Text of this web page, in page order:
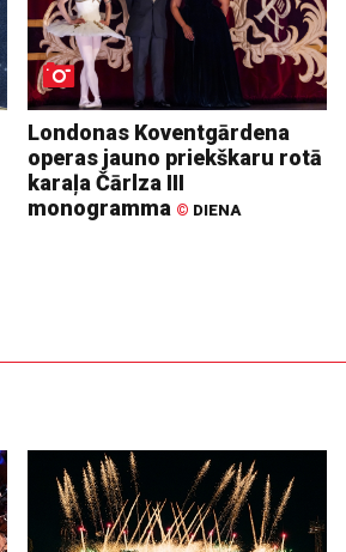
Londonas Koventgārdena
operas jauno priekškaru rotā
karaļa Čārlza III
monogramma © DIENA